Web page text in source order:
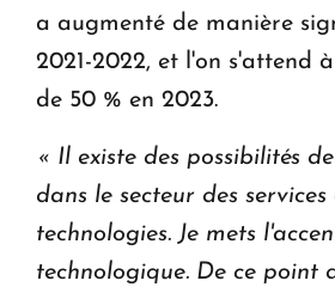
a augmenté de manière
2021-2022, et l'on s'attend
de 50 % en 2023.
« Il existe des possibilités
dans le secteur des services
technologies. Je mets
technologique. De ce point